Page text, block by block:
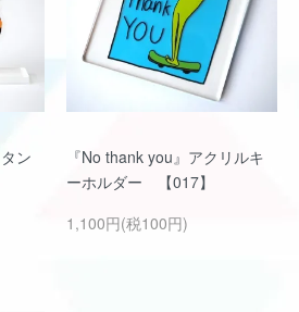
ン
『No thank you』アクリルキ
ーホルダー 【017】
1,100円(税100円)